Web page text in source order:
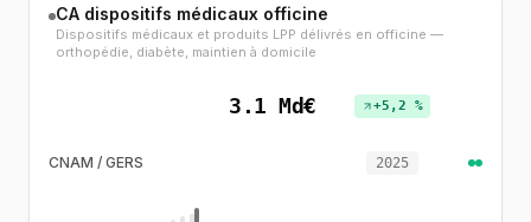
CA dispositifs médicaux officine
Dispositifs médicaux et produits LPP délivrés en officine —
orthopédie, diabète, maintien à domicile
3.1 Md€ +5,2 %
CNAM / GERS 2025